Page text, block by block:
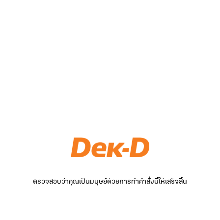
ตรวจสอบว่าคุณเป็นมนุษย์ด้วยการทำคำสั่งนี้ให้เสร็จสิ้น